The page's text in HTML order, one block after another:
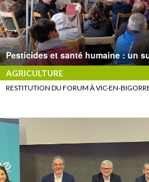
Pesticides et santé humaine : un
AGRICULTURE
RESTITUTION DU FORUM À VIC-EN-